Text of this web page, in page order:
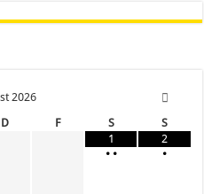
2026
D F S
S
1
• •
2
•